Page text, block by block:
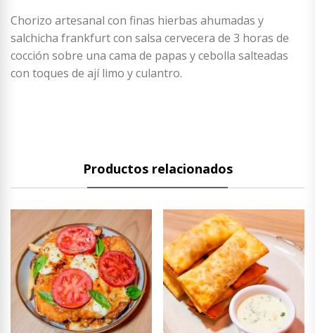
Chorizo artesanal con finas hierbas ahumadas y
salchicha frankfurt con salsa cervecera de 3 horas de
cocción sobre una cama de papas y cebolla salteadas
con toques de ají limo y culantro.
Productos relacionados